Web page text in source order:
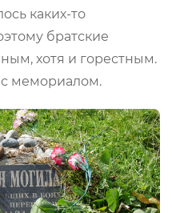
каких-то
братские
хотя и горестным.
с мемориалом.